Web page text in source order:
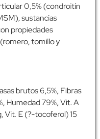
0,5% (condroitín
sustancias
propiedades
tomillo y
brutos 6,5%, Fibras
Humedad 79%, Vit. A
E (?-tocoferol) 15